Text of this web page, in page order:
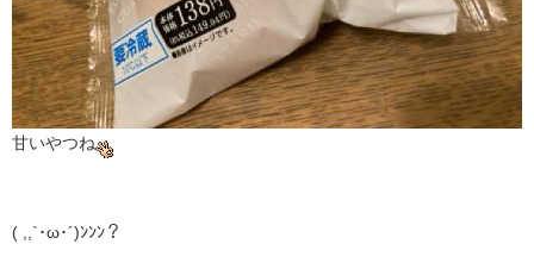
甘いやつね
( ,,`･ω･´)ﾝﾝﾝ？